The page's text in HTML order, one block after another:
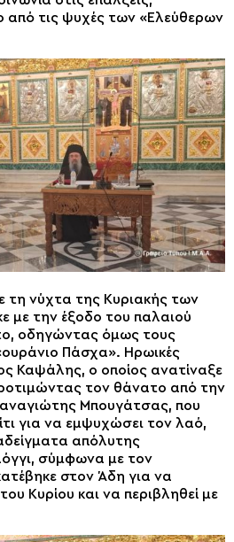
από τις ψυχές των «Ελεύθερων
τη νύχτα της Κυριακής των
με την έξοδο του παλαιού
οδηγώντας όμως τους
Πάσχα». Ηρωικές
Καψάλης, ο οποίος ανατίναξε
τον θάνατο από την
Μπουγάτσας, που
για να εμψυχώσει τον λαό,
απόλυτης
σύμφωνα με τον
στον Άδη για να
Κυρίου και να περιβληθεί με